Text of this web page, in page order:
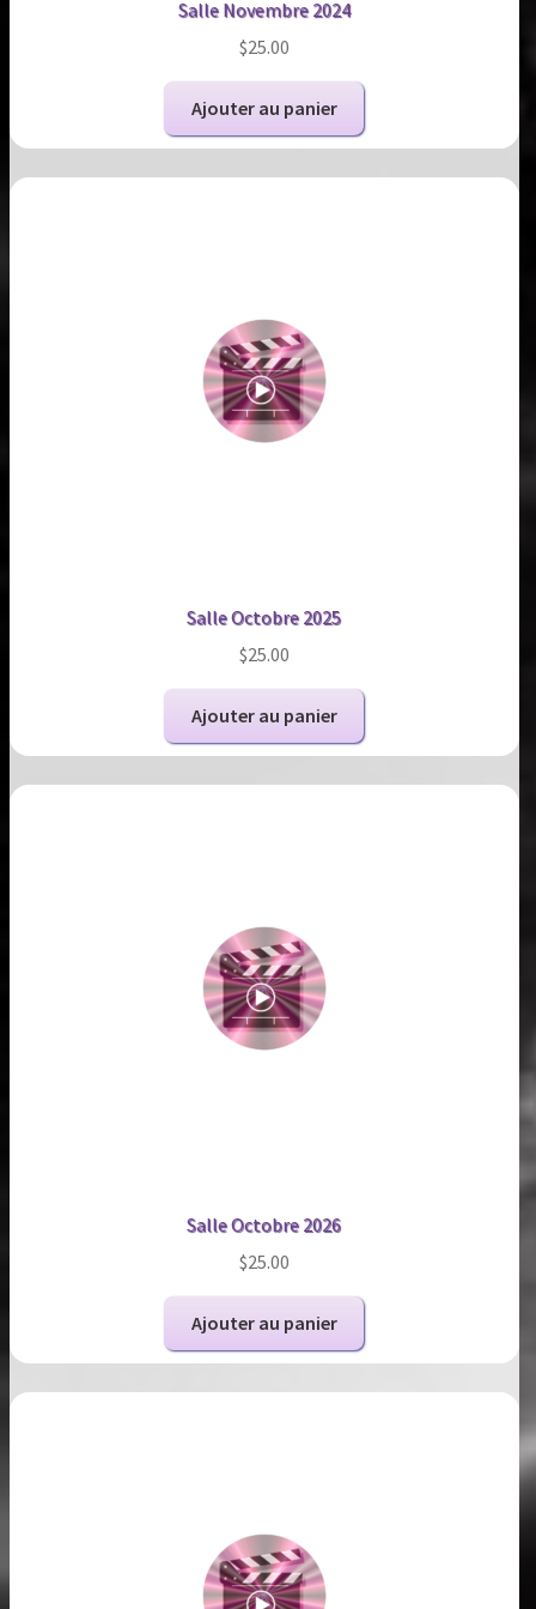
Salle Novembre 2024
$25.00
Ajouter au panier
Salle Octobre 2025
$25.00
Ajouter au panier
Salle Octobre 2026
$25.00
Ajouter au panier